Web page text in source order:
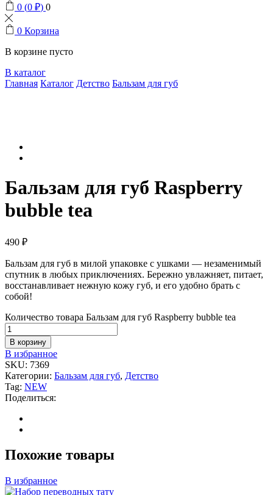
0 (0 ₽) 0
0 Корзина
В корзине пусто
В каталог
Главная Каталог Детство Бальзам для губ
Бальзам для губ Raspberry
bubble teа
490 ₽
Бальзам для губ в милой упаковке с ушками — незаменимый
спутник в любых приключениях. Бережно увлажняет, питает,
восстанавливает нежную кожу губ, и его удобно брать с
собой!
Количество товара Бальзам для губ Raspberry bubble teа
В корзину
В избранное
SKU: 7369
Категории: Бальзам для губ, Детство
Tag: NEW
Поделиться:
Похожие товары
В избранное